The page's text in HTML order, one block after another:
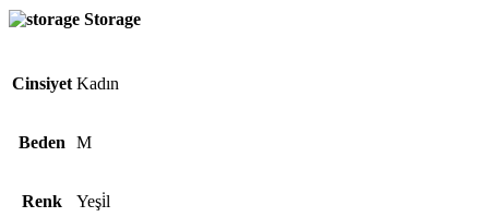
Storage
Cinsiyet Kadın
Beden M
Renk Yeşi̇l